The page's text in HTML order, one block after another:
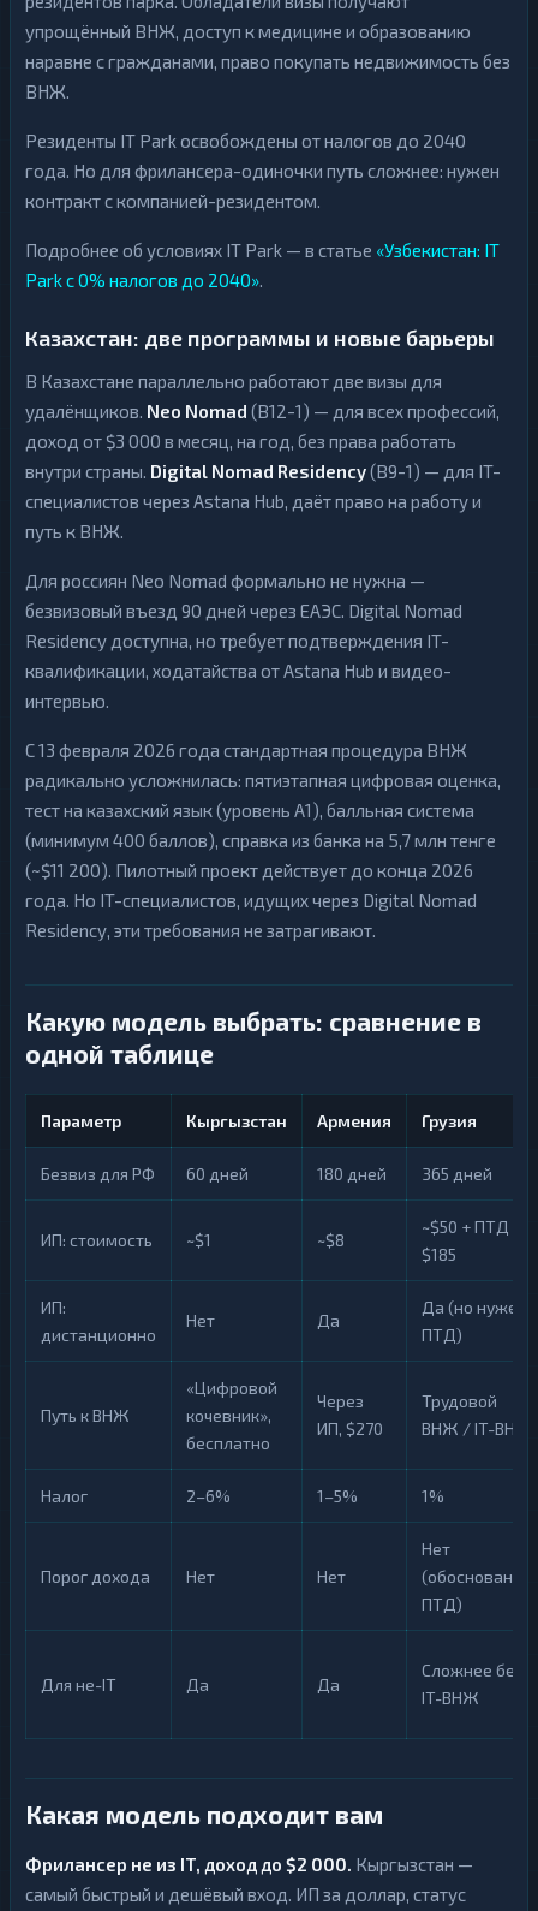
упрощённый ВНЖ, доступ к медицине и образованию
наравне с гражданами, право покупать недвижимость без
ВНЖ.
Резиденты IT Park освобождены от налогов до 2040
года. Но для фрилансера-одиночки путь сложнее: нужен
контракт с компанией-резидентом.
Подробнее об условиях IT Park — в статье «Узбекистан: IT
Park с 0% налогов до 2040».
Казахстан: две программы и новые барьеры
В Казахстане параллельно работают две визы для
удалёнщиков. Neo Nomad (B12-1) — для всех профессий,
доход от $3 000 в месяц, на год, без права работать
внутри страны. Digital Nomad Residency(B9-1) — для IT-
специалистов через Astana Hub, даёт право на работу и
путь к ВНЖ.
Для россиян Neo Nomad формально не нужна —
безвизовый въезд 90 дней через ЕАЭС. Digital Nomad
Residency доступна, но требует подтверждения IT-
квалификации, ходатайства от Astana Hub и видео-
интервью.
С 13 февраля 2026 года стандартная процедура ВНЖ
радикально усложнилась: пятиэтапная цифровая оценка,
тест на казахский язык (уровень A1), балльная система
(минимум 400 баллов), справка из банка на 5,7 млн тенге
(~$11 200). Пилотный проект действует до конца 2026
года. Но IT-специалистов, идущих через Digital Nomad
Residency, эти требования не затрагивают.
Какую модель выбрать: сравнение в
одной таблице
Параметр Кыргызстан Армения Грузия
Безвиз для РФ 60 дней 180 дней 365 дней
ИП: стоимость ~$1 ~$8
~$50 + ПТД
$185
ИП:
дистанционно
Нет Да
Да (но нужен
ПТД)
Путь к ВНЖ
«Цифровой
кочевник»,
бесплатно
Через
ИП, $270
Трудовой
ВНЖ / IT-ВНЖ
Налог 2–6% 1–5% 1%
Порог дохода Нет Нет
Нет
(обоснование
ПТД)
Для не-IT Да Да
Сложнее без
IT-ВНЖ
Какая модель подходит вам
Фрилансер не из IT, доход до $2 000. Кыргызстан —
самый быстрый и дешёвый вход. ИП за доллар, статус